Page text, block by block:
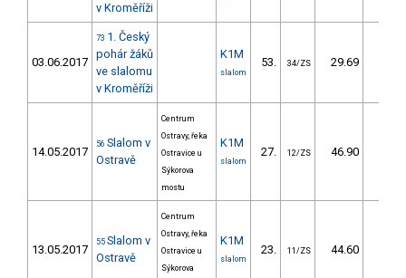
v Kroměříži
03.06.2017
73 1. Český
pohár žáků
ve slalomu
v Kroměříži
K1M
slalom
53. 34/ZS 29.69
14.05.2017
56 Slalom v
Ostravě
Centrum
Ostravy, řeka
Ostravice u
Sýkorova
mostu
K1M
slalom
27. 12/ZS 46.90
13.05.2017
55 Slalom v
Ostravě
Centrum
Ostravy, řeka
Ostravice u
Sýkorova
K1M
slalom
23. 11/ZS 44.60